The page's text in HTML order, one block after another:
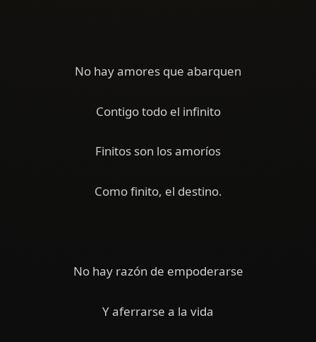
No hay amores que abarquen
Contigo todo el infinito
Finitos son los amoríos
Como finito, el destino.
No hay razón de empoderarse
Y aferrarse a la vida